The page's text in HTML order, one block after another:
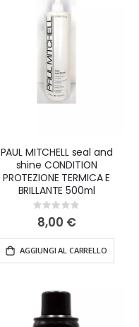
PAUL MITCHELL seal and
shine CONDITION
PROTEZIONE TERMICA E
BRILLANTE 500ml
Rating:
0%
8,00 €
AGGIUNGI AL CARRELLO